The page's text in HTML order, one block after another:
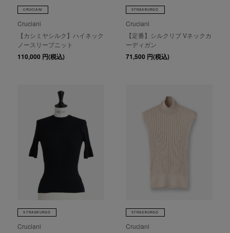
CRUCIANI
Cruciani
【カシミヤシルク】ハイネック
ノースリーブニット
110,000 円(税込)
STRASBURGO
Cruciani
【定番】シルクリブ Vネックカ
ーディガン
71,500 円(税込)
STRASBURGO
Cruciani
STRASBURGO
Cruciani